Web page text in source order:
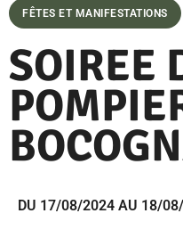
FÊTES ET MANIFESTATIONS
SOIREE
DU 17/08/2024 AU 18/